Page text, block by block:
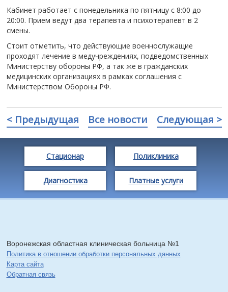
Кабинет работает с понедельника по пятницу с 8:00 до
20:00. Прием ведут два терапевта и психотерапевт в 2
смены.
Стоит отметить, что действующие военнослужащие
проходят лечение в медучреждениях, подведомственных
Министерству обороны РФ, а так же в гражданских
медицинских организациях в рамках соглашения с
Министерством Обороны РФ.
< Предыдущая Все новости Следующая >
Стационар Поликлиника
Диагностика Платные услуги
Воронежская областная клиническая больница №1
Политика в отношении обработки персональных данных
Карта сайта
Обратная связь